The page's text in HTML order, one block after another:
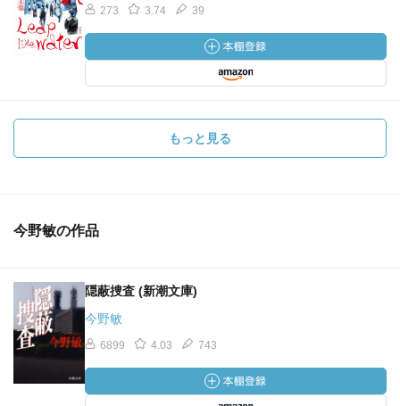
273 3.74 39
もっと見る
今野敏の作品
隠蔽捜査 (新潮文庫)
今野敏
6899 4.03 743